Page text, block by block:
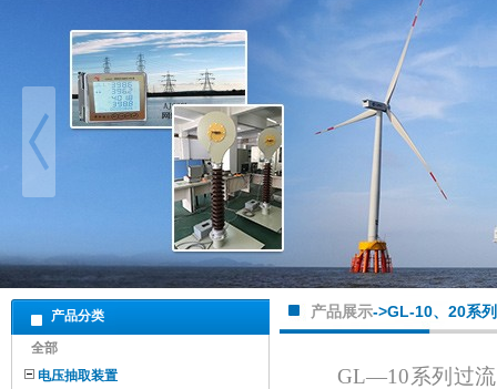
业绩展示
产品分类
全部
电压抽取装置
产品展示->GL-10、20系
GL—10系列过